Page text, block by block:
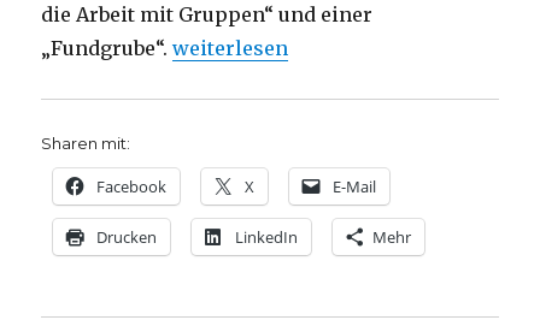
die Arbeit mit Gruppen“ und einer
„Fundgrube“.„Die Jahreslosung 2017 predigen,
weiterlesen
Sharen mit:
Facebook X E-Mail
Drucken LinkedIn Mehr